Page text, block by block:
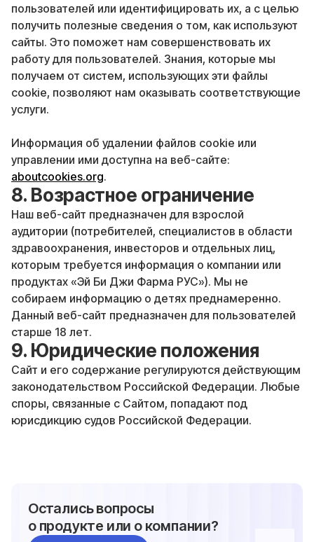
пользователей или идентифицировать их, а с целью
получить полезные сведения о том, как используют
сайты. Это поможет нам совершенствовать их
работу для пользователей. Знания, которые мы
получаем от систем, использующих эти файлы
cookie, позволяют нам оказывать соответствующие
услуги.
Информация об удалении файлов cookie или
управлении ими доступна на веб-сайте:
aboutcookies.org.
8. Возрастное ограничение
Наш веб-сайт предназначен для взрослой
аудитории (потребителей, специалистов в области
здравоохранения, инвесторов и отдельных лиц,
которым требуется информация о компании или
продуктах «Эй Би Джи Фарма РУС»). Мы не
собираем информацию о детях преднамеренно.
Данный веб-сайт предназначен для пользователей
старше 18 лет.
9. Юридические положения
Сайт и его содержание регулируются действующим
законодательством Российской Федерации. Любые
споры, связанные с Сайтом, попадают под
юрисдикцию судов Российской Федерации.
Остались вопросы
о продукте или о компании?